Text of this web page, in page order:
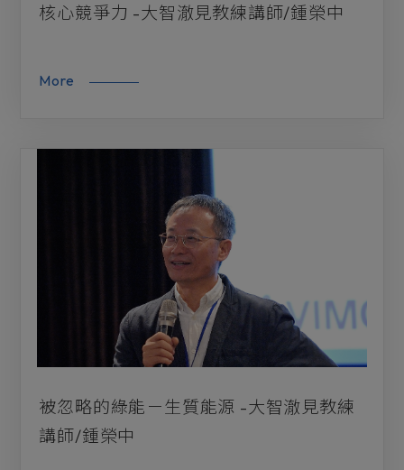
核心競爭力 -大智澈見教練講師/鍾榮中
More
被忽略的綠能－生質能源 -大智澈見教練
講師/鍾榮中